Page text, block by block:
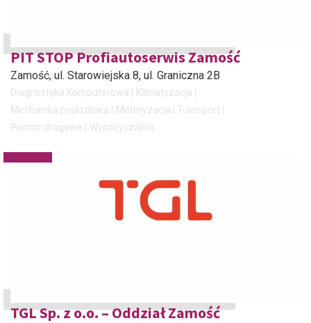
PIT STOP Profiautoserwis Zamość
Zamość, ul. Starowiejska 8, ul. Graniczna 2B
Diagnostyka Komputerowa
Klimatyzacja
Mechanika pojazdowa
Motoryzacja i Transport
Pomoc drogowa
Wypożyczalnia
TGL Sp. z o.o. – Oddział Zamość